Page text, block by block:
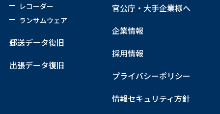
レコーダー
ランサムウェア
郵送データ復旧
出張データ復旧
官公庁・大手企業様へ
企業情報
採用情報
プライバシーポリシー
情報セキュリティ方針